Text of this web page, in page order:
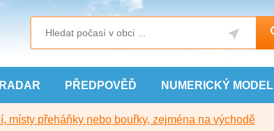
RADAR PŘEDPOVĚĎ NUMERICKÝ MODEL
místy přeháňky nebo bouřky, zejména na východě